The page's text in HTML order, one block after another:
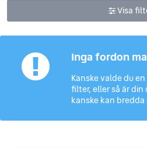
Visa
Inga fordon
Kanske valde du
filter, eller så är din
kanske kan